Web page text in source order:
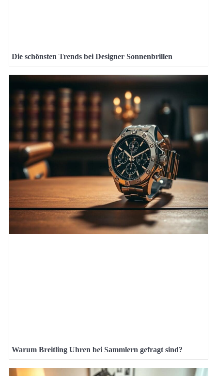
Die schönsten Trends bei Designer Sonnenbrillen
Warum Breitling Uhren bei Sammlern gefragt sind?